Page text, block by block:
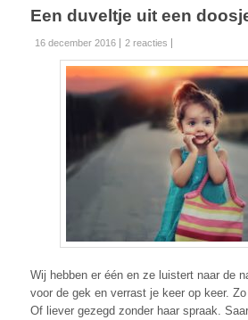
Een duveltje uit een
16 december 2016 2 reacties
Wij hebben er één en ze luistert naar de
voor de gek en verrast je keer op keer.
Of liever gezegd zonder haar spraak.